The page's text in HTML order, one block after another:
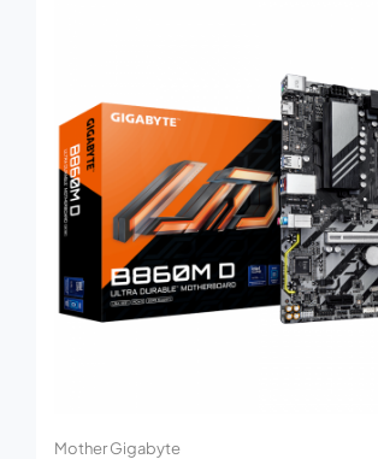
Mother Gigabyte